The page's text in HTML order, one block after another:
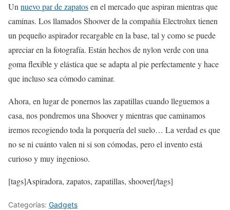
Unnuevo par de zapatosen el mercado que aspiran mientras que
caminas. Los llamados Shoover de la compañía Electrolux tienen
un pequeño aspirador recargable en la base, tal y como se puede
apreciar en la fotografía. Están hechos de nylon verde con una
goma flexible y elástica que se adapta al pie perfectamente y hace
que incluso sea cómodo caminar.
Ahora, en lugar de ponernos las zapatillas cuando lleguemos a
casa, nos pondremos una Shoover y mientras que caminamos
iremos recogiendo toda la porquería del suelo… La verdad es que
no se ni cuánto valen ni si son cómodas, pero el invento está
curioso y muy ingenioso.
[tags]Aspiradora, zapatos, zapatillas, shoover[/tags]
Categorías: Gadgets